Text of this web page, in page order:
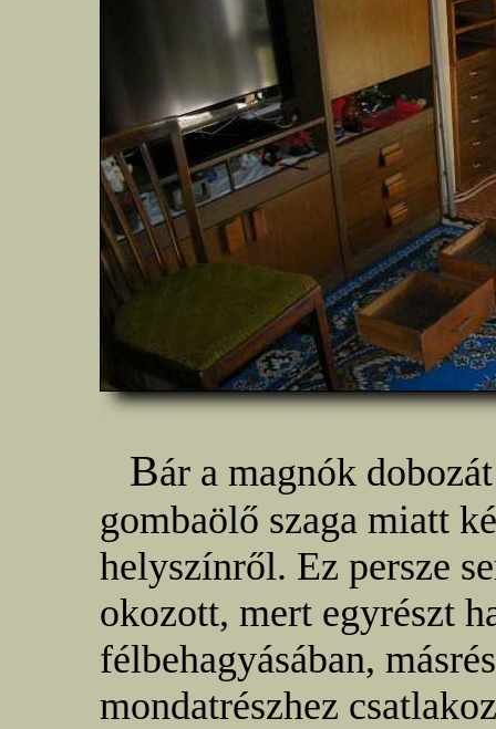
Bár a magnók
gombaölő szaga miatt
helyszínről. Ez persze
okozott, mert egyrészt
félbehagyásában,
mondatrészhez